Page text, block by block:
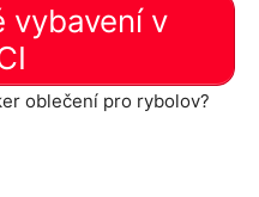
vybavení v
oblečení pro rybolov?